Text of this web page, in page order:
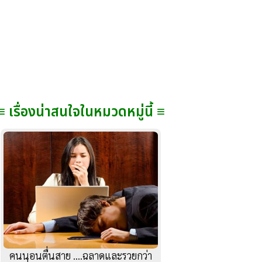
เรื่องน่าสนใจในหมวดหมู่นี้ ≡
คนนอนตื่นสาย ....ฉลาดและรวยกว่า